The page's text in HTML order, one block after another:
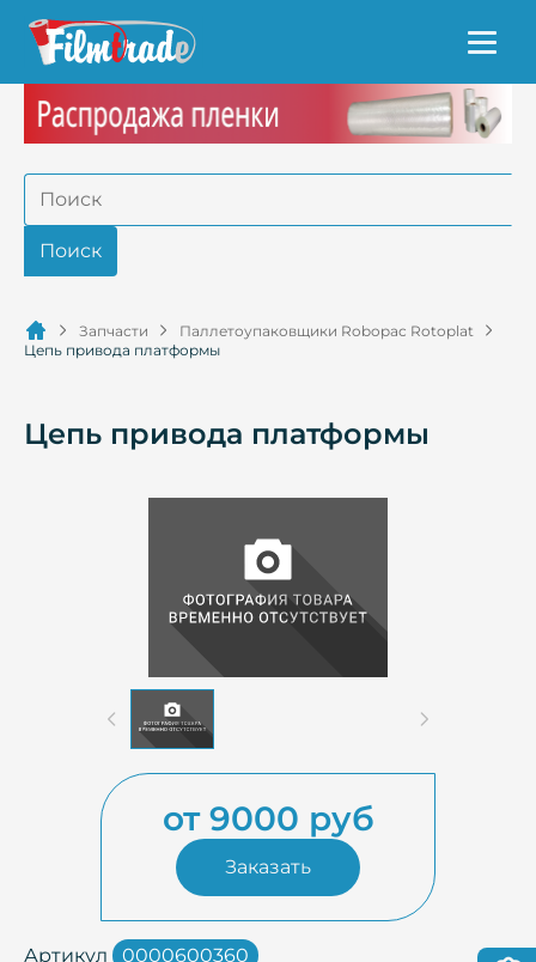
Запчасти
Паллетоупаковщики Robopac Rotoplat
Цепь привода платформы
Цепь привода платформы
от 9000 руб
Заказать
Артикул 0000600360